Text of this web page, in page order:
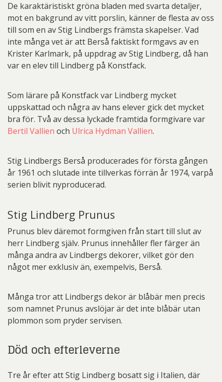
De karaktäristiskt gröna bladen med svarta detaljer,
mot en bakgrund av vitt porslin, känner de flesta av oss
till som en av Stig Lindbergs främsta skapelser. Vad
inte många vet är att Berså faktiskt formgavs av en
Krister Karlmark, på uppdrag av Stig Lindberg, då han
var en elev till Lindberg på Konstfack.
Som lärare på Konstfack var Lindberg mycket
uppskattad och några av hans elever gick det mycket
bra för. Två av dessa lyckade framtida formgivare var
Bertil Vallien och Ulrica Hydman Vallien.
Stig Lindbergs Berså producerades för första gången
år 1961 och slutade inte tillverkas förrän år 1974, varpå
serien blivit nyproducerad.
Stig Lindberg Prunus
Prunus blev däremot formgiven från start till slut av
herr Lindberg själv. Prunus innehåller fler färger än
många andra av Lindbergs dekorer, vilket gör den
något mer exklusiv än, exempelvis, Berså.
Många tror att Lindbergs dekor är blåbär men precis
som namnet Prunus avslöjar är det inte blåbär utan
plommon som pryder servisen.
Död och efterleverne
Tre år efter att Stig Lindberg bosatt sig i Italien, där